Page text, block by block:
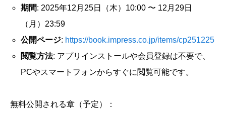
期間: 2025年12月25日（木）10:00 〜 12月29日
（月）23:59
公開ページ: https://book.impress.co.jp/items/cp251225
閲覧方法: アプリインストールや会員登録は不要で、
PCやスマートフォンからすぐに閲覧可能です。
無料公開される章（予定）：